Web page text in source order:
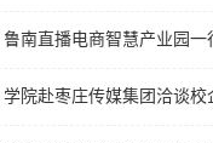
鲁南直播电商智慧产业园
学院赴枣庄传媒集团洽谈校